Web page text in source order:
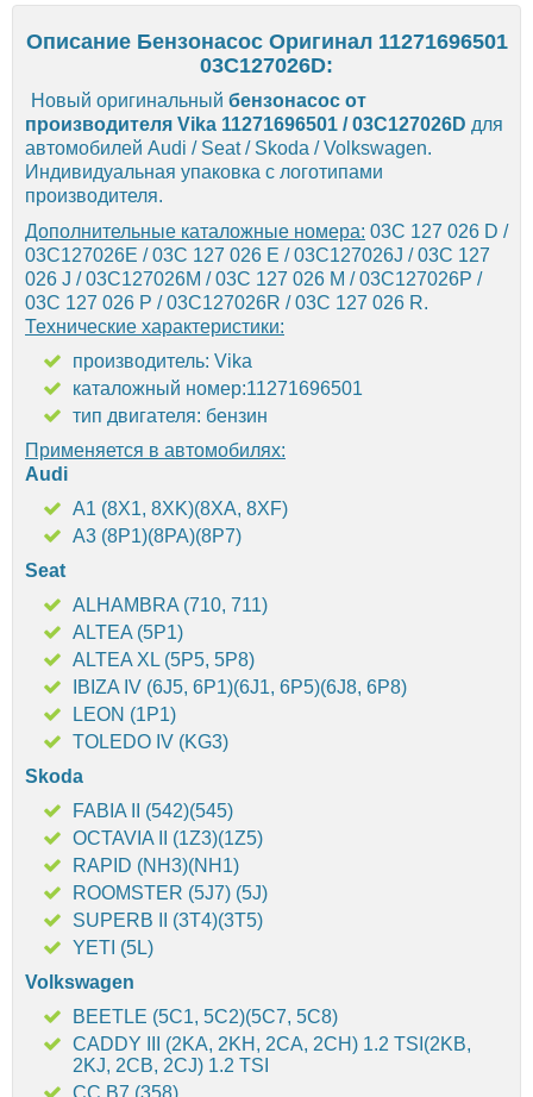
Описание Бензонасос Оригинал 11271696501
03C127026D:
Новый оригинальный бензонасос от
производителя Vika 11271696501 / 03C127026D для
автомобилей Audi / Seat / Skoda / Volkswagen.
Индивидуальная упаковка с логотипами
производителя.
Дополнительные каталожные номера: 03C 127 026 D /
03C127026E / 03C 127 026 E / 03C127026J / 03C 127
026 J / 03C127026M / 03C 127 026 M / 03C127026P /
03C 127 026 P / 03C127026R / 03C 127 026 R.
Технические характеристики:
производитель: Vika
каталожный номер:11271696501
тип двигателя: бензин
Применяется в автомобилях:
Audi
A1 (8X1, 8XK)(8XA, 8XF)
A3 (8P1)(8PA)(8P7)
Seat
ALHAMBRA (710, 711)
ALTEA (5P1)
ALTEA XL (5P5, 5P8)
IBIZA IV (6J5, 6P1)(6J1, 6P5)(6J8, 6P8)
LEON (1P1)
TOLEDO IV (KG3)
Skoda
FABIA II (542)(545)
OCTAVIA II (1Z3)(1Z5)
RAPID (NH3)(NH1)
ROOMSTER (5J7) (5J)
SUPERB II (3T4)(3T5)
YETI (5L)
Volkswagen
BEETLE (5C1, 5C2)(5C7, 5C8)
CADDY III (2KA, 2KH, 2CA, 2CH) 1.2 TSI(2KB,
2KJ, 2CB, 2CJ) 1.2 TSI
CC B7 (358)